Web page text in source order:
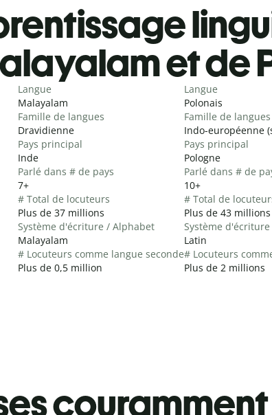
et de
Langue
Malayalam
Famille de langues
Dravidienne
Pays principal
Inde
Parlé dans # de pays
7+
# Total de locuteurs
Plus de 37 millions
Système d'écriture / Alphabet
Malayalam
# Locuteurs comme langue seconde
Plus de 0,5 million
Langue
Polonais
Famille de langues
Indo-européenne
Pays principal
Pologne
Parlé dans # de
10+
# Total de
Plus de 43 millions
Système
Latin
# Locuteurs
Plus de 2 millions